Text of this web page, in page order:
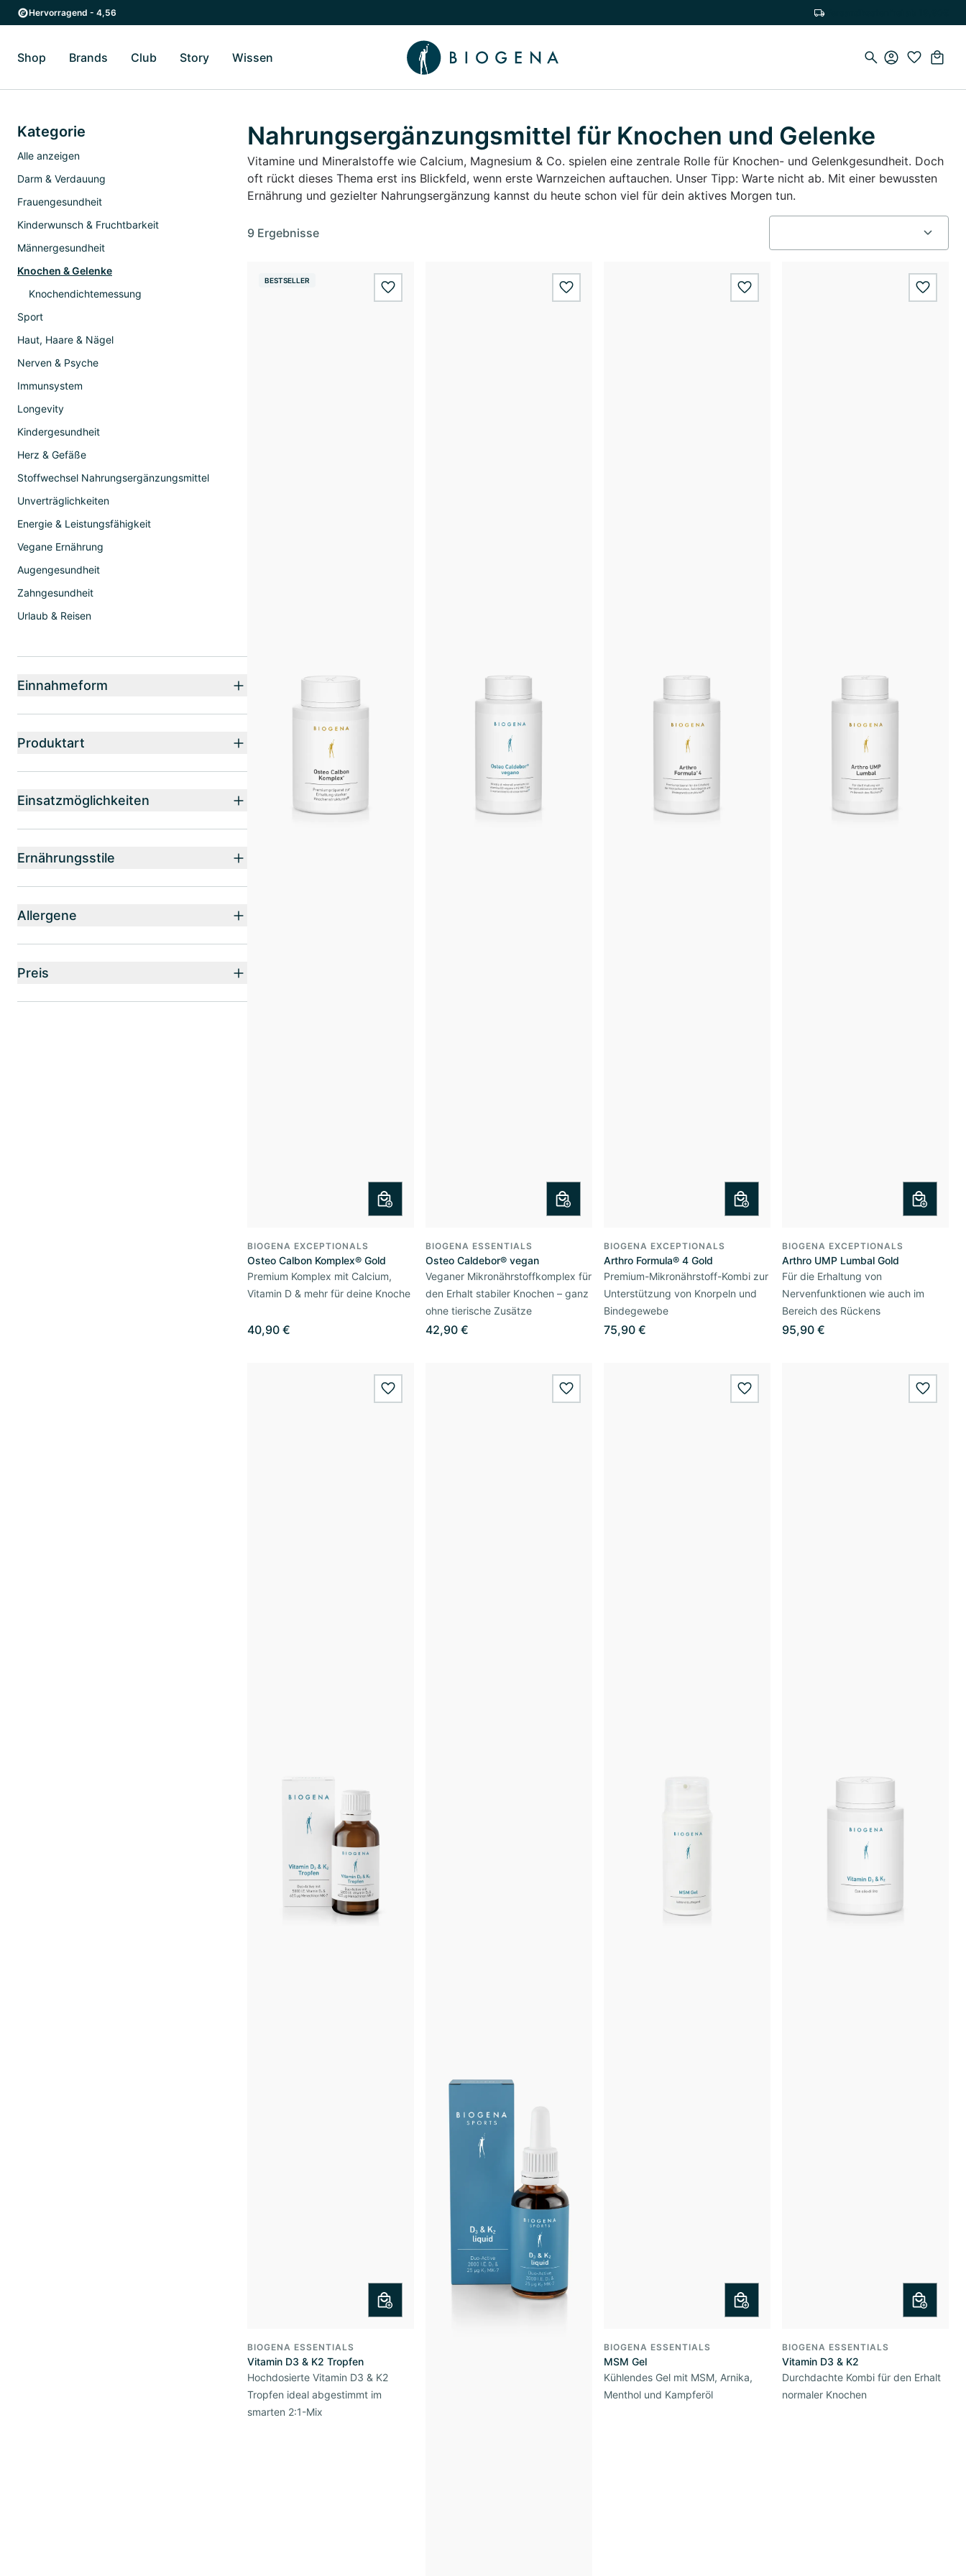
Zum Hauptinhalt springen
Zur Hauptnavigation springen
Hervorragend - 4,56
Shop Zum Untermenü Shop umschalten
Brands Zum Untermenü Brands umschalten
Club Zum Untermenü Club umschalten
Story Zum Untermenü Story umschalten
Wissen Zum Untermenü Wissen umschalten
Nahrungsergänzungsmittel für Knochen und Gelenke
Vitamine und Mineralstoffe wie Calcium, Magnesium & Co. spielen eine zentrale Rolle für Knochen- und Gelenkgesundheit. Doch
oft rückt dieses Thema erst ins Blickfeld, wenn erste Warnzeichen auftauchen. Unser Tipp: Warte nicht ab. Mit einer bewussten
Ernährung und gezielter Nahrungsergänzung kannst du heute schon viel für dein aktives Morgen tun.
9 Ergebnisse
BESTSELLER
wishlist.add
BIOGENA EXCEPTIONALS
Osteo Calbon Komplex® Gold
Premium Komplex mit Calcium,
Vitamin D & mehr für deine Knoche
40,90 €
wishlist.add
BIOGENA ESSENTIALS
Osteo Caldebor® vegan
Veganer Mikronährstoffkomplex für
den Erhalt stabiler Knochen – ganz
ohne tierische Zusätze
42,90 €
wishlist.add
BIOGENA EXCEPTIONALS
Arthro Formula® 4 Gold
Premium-Mikronährstoff-Kombi zur
Unterstützung von Knorpeln und
Bindegewebe
75,90 €
BIOGENA EXCEPTIONALS
Arthro UMP Lumbal Gold
Für die Erhaltung von
Nervenfunktionen wie auch im
Bereich des Rückens
95,90 €
wishlist.add
BIOGENA ESSENTIALS
Vitamin D3 & K2 Tropfen
Hochdosierte Vitamin D3 & K2
Tropfen ideal abgestimmt im
smarten 2:1-Mix
wishlist.add wishlist.add
BIOGENA ESSENTIALS
MSM Gel
Kühlendes Gel mit MSM, Arnika,
Menthol und Kampferöl
BIOGENA ESSENTIALS
Vitamin D3 & K2
Durchdachte Kombi für den Erhalt
normaler Knochen
Kategorie
Alle anzeigen
Darm & Verdauung
Frauengesundheit
Kinderwunsch & Fruchtbarkeit
Männergesundheit
Knochen & Gelenke
Knochendichtemessung
Sport
Haut, Haare & Nägel
Nerven & Psyche
Immunsystem
Longevity
Kindergesundheit
Herz & Gefäße
Stoffwechsel Nahrungsergänzungsmittel
Unverträglichkeiten
Energie & Leistungsfähigkeit
Vegane Ernährung
Augengesundheit
Zahngesundheit
Urlaub & Reisen
Einnahmeform
Produktart
Einsatzmöglichkeiten
Ernährungsstile
Allergene
Preis